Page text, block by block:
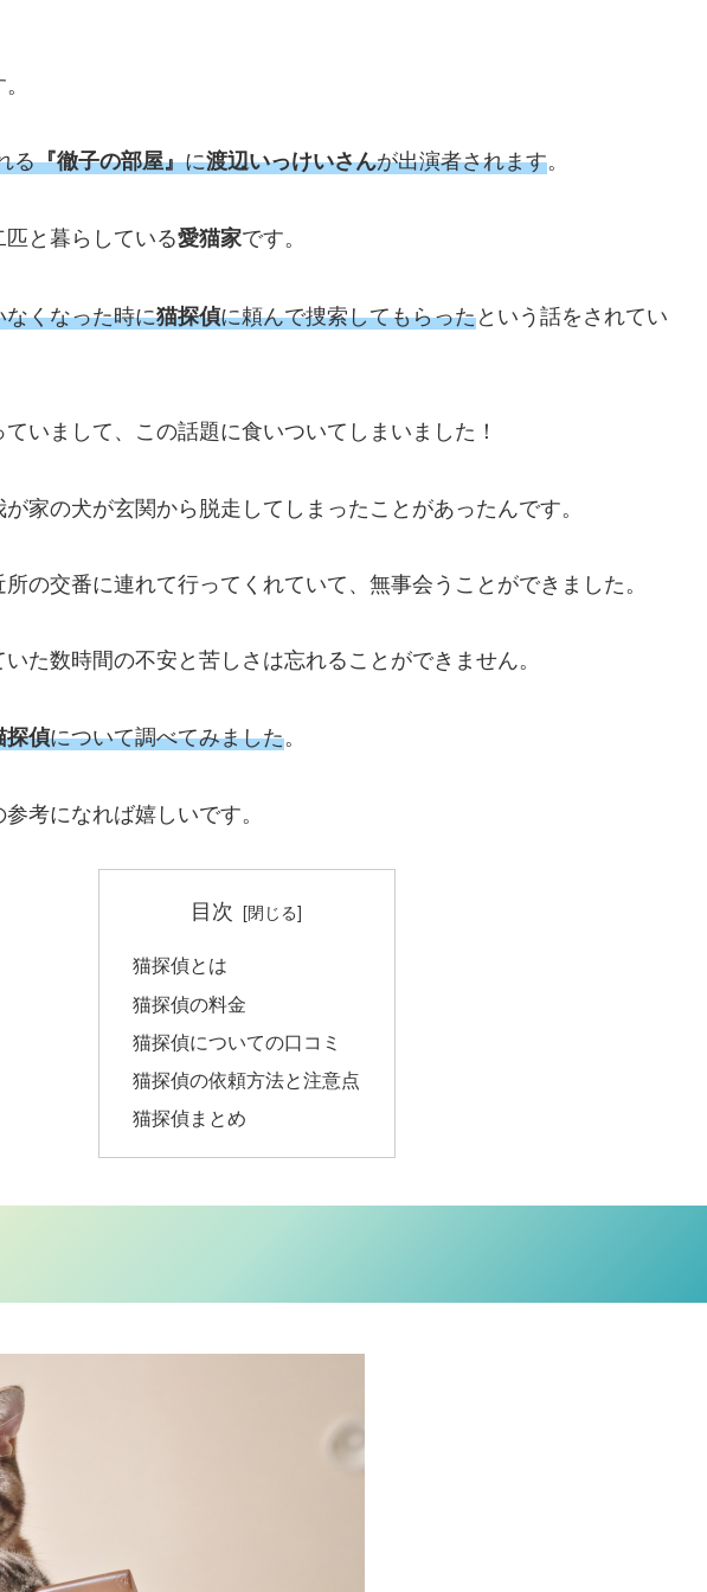
る『徹子の部屋』に渡辺いっけいさんが出演者されます。
匹と暮らしている愛猫家です。
くなった時に猫探偵に頼んで捜索してもらったという話をされてい
いまして、この話題に食いついてしまいました！
家の犬が玄関から脱走してしまったことがあったんです。
の交番に連れて行ってくれていて、無事会うことができました。
た数時間の不安と苦しさは忘れることができません。
探偵について調べてみました。
考になれば嬉しいです。
目次
猫探偵とは
猫探偵の料金
猫探偵についての口コミ
猫探偵の依頼方法と注意点
猫探偵まとめ